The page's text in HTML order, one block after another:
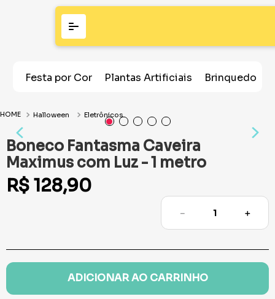
Festa por Cor Plantas Artificiais Brinquedos
Halloween Eletrônicos
Boneco Fantasma Caveira
Maximus com Luz - 1 metro
R$ 128,90
＋
－
ADICIONAR AO CARRINHO